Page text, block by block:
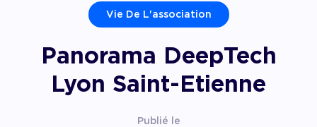
Les appels
appel à projets
Chatbot financement
Chatbot accompagnement
Vie De L'association
Panorama DeepTech
Lyon Saint-Etienne
Publié le